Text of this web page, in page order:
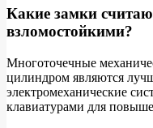
Какие замки
взломостойкими?
Многоточечные
цилиндром являются
электромеханические
клавиатурами для